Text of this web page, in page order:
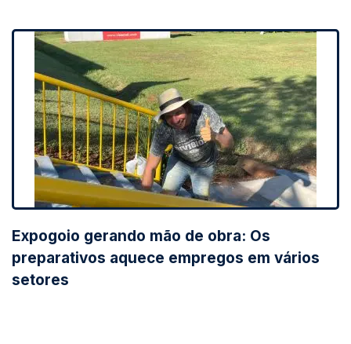
Expogoio gerando mão de obra: Os
preparativos aquece empregos em vários
setores